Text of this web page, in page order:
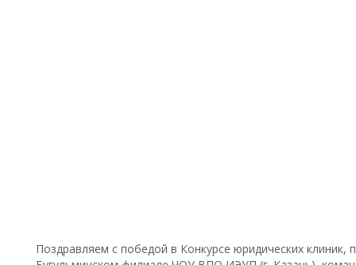
Поздравляем с победой в Конкурсе юридических клиник,